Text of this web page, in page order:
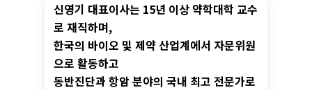
신영기 대표이사는 15년 이상 약학대학 교수
로 재직하며,
한국의 바이오 및 제약 산업계에서 자문위원
으로 활동하고
동반진단과 항암 분야의 국내 최고 전문가로